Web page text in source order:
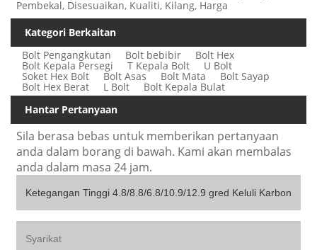
Pembekal, Disesuaikan, Kualiti, Kilang, Harga
Kategori Berkaitan
Bolt Pengangkutan
Bolt bebibir Bolt Hex
Bolt Kepala Persegi T Kepala Bolt U Bolt
Soket Hex Bolt Bolt Asas Bolt Mata Bolt Sayap
Bolt Hex Berat L Bolt
Bolt Kepala Bulat
Hantar Pertanyaan
Sila berasa bebas untuk memberikan pertanyaan
anda dalam borang di bawah. Kami akan membalas
anda dalam masa 24 jam.